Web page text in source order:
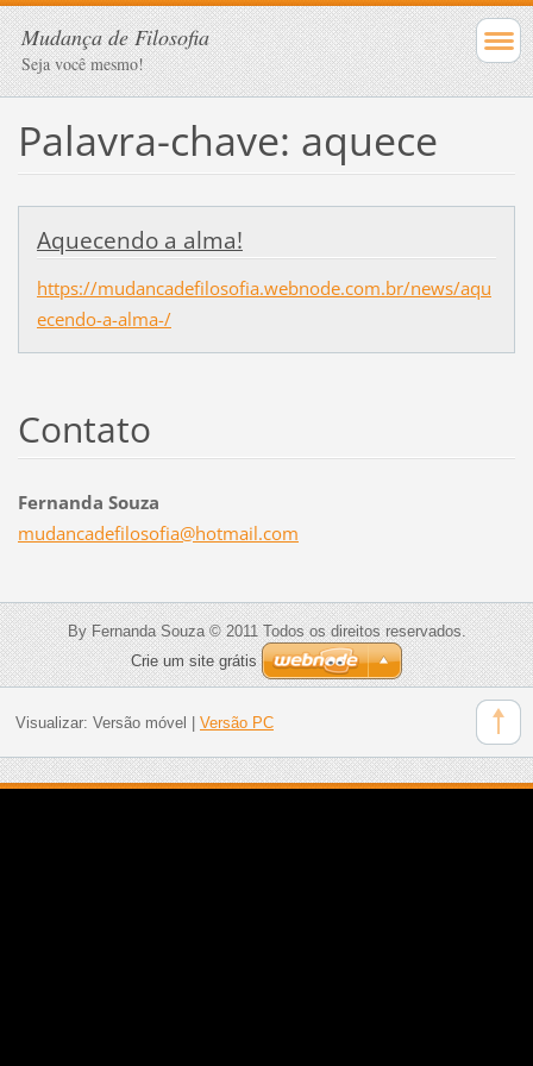
Mudança de Filosofia
Seja você mesmo!
Palavra-chave: aquece
Aquecendo a alma!
https://mudancadefilosofia.webnode.com.br/news/aqu
ecendo-a-alma-/
Contato
Fernanda Souza
mudancadefilosofia@hotmail.com
By Fernanda Souza © 2011 Todos os direitos reservados.
Crie um site grátis
Visualizar: Versão móvel Versão PC